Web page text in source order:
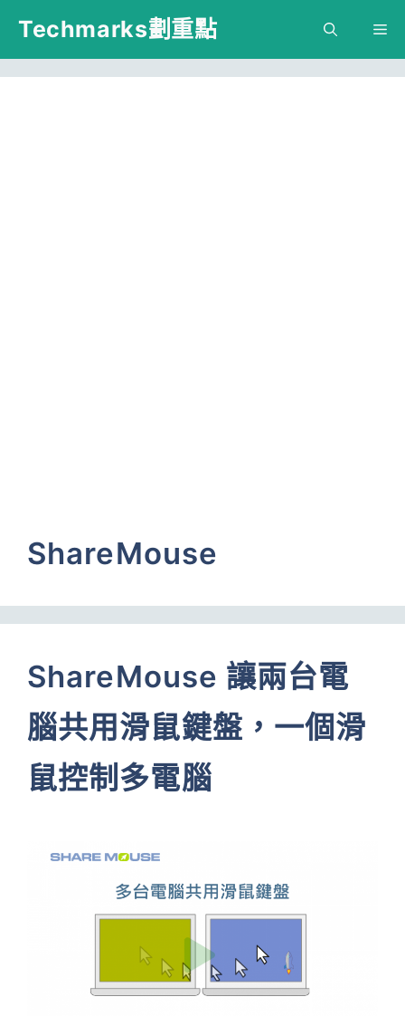
跳
主
Techmarks劃重點
ShareMouse
ShareMouse 讓兩台電
腦共用滑鼠鍵盤，一個滑
鼠控制多電腦